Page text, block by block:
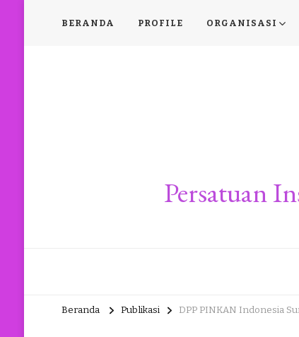
BERANDA PROFILE ORGANISASI
Persatuan
Beranda Publikasi DPP PINKAN Indonesia